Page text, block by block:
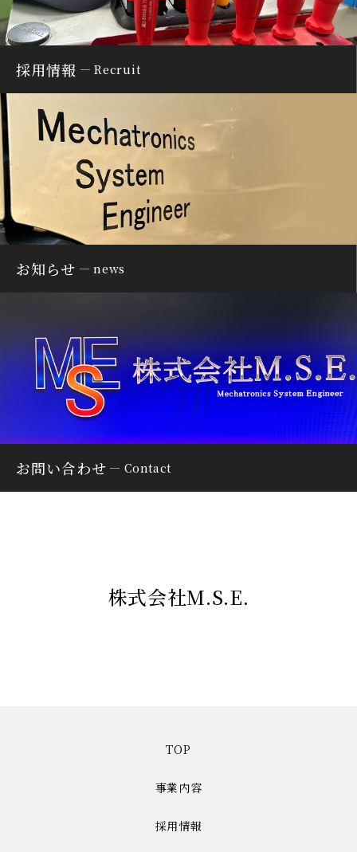
採用情報 Recruit
お知らせ news
お問い合わせ Contact
株式会社M.S.E.
TOP
事業内容
採用情報